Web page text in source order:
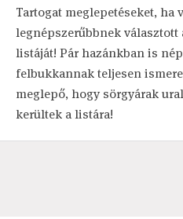
Tartogat meglepetéseket, ha
legnépszerűbbnek
listáját! Pár hazánkban is
felbukkannak teljesen
meglepő, hogy sörgyárak
kerültek a listára!